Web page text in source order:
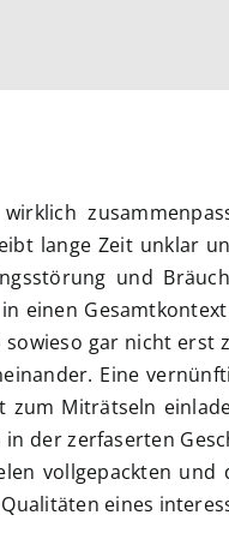
lange Zeit unklar
und
einen
sowieso gar nicht
Eine
zum Miträtseln
der zerfaserten
vollgepackten
eines